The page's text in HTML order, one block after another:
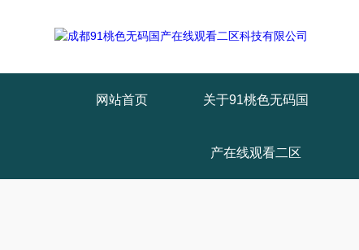
网站首页 关于91桃色无码国
产在线观看二区